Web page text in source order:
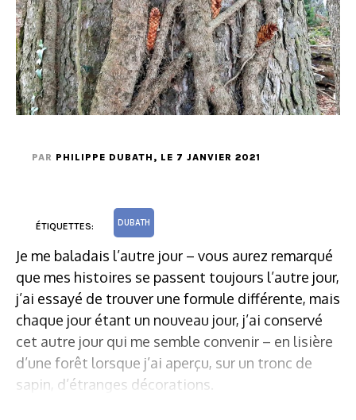
PAR PHILIPPE DUBATH , LE 7 JANVIER 2021
ÉTIQUETTES: DUBATH
Je me baladais l’autre jour – vous aurez remarqué
que mes histoires se passent toujours l’autre jour,
j’ai essayé de trouver une formule différente, mais
chaque jour étant un nouveau jour, j’ai conservé
cet autre jour qui me semble convenir – en lisière
d’une forêt lorsque j’ai aperçu, sur un tronc de
sapin, d’étranges décorations.